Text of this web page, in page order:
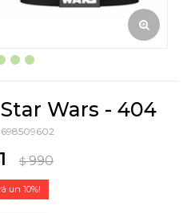
Wars - 404
$ 990
10